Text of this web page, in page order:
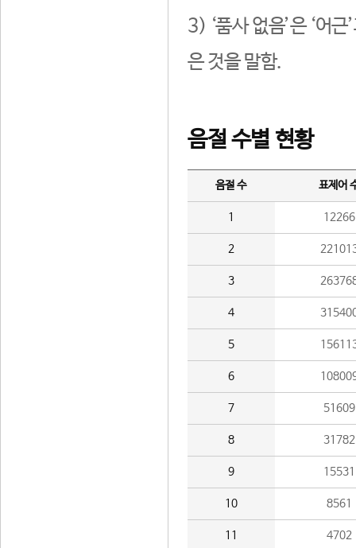
3) ‘품사 없음’은 ‘어
은 것을 말함.
음절 수별 현황
음절 수 표제어
1 12266
2
3
4
5
6
7 51609
8 31782
9 15531
10 8561
11 4702